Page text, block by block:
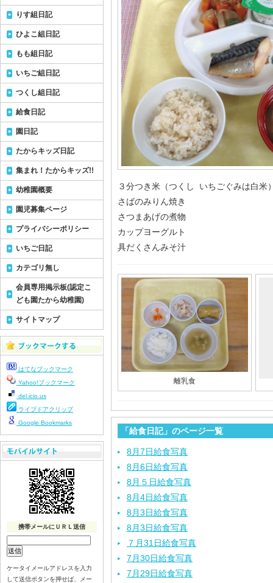
３分つき米（つくし いちごぐみは白米
さばのみりん焼き
さつまあげの煮物
カップヨーグルト
具だくさんみそ汁
離乳食
「給食日記」のページ一覧
8月7日給食写真
8月6日給食写真
8月５日給食写真
8月4日給食写真
8月3日給食写真
8月3日給食写真
７月31日給食写真
7月30日給食写真
7月29日給食写真
りす組日記
ひよこ組日記
もも組日記
いちご組日記
つくし組日記
給食日記
園日記
たからキッズ日記
集まれ！たからキッズ!!
幼稚園概要
園児募集ページ
プライバシーポリシー
いちご日記
カテゴリ無し
会員専用掲示板(認定こ
ども園たから幼稚園)
サイトマップ
はてなブックマーク
Yahoo!ブックマーク
del.icio.us
ライブドアクリップ
Google Bookmarks
携帯メールにＵＲＬ送信
ケータイメールアドレスを入力
して送信ボタンを押せば、メー